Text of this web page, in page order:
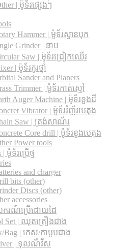
| ម៉ូទ័រផ្សេងៗ
Hammer | ម៉ូទ័រស្វានបុក
Grinder | ឆាប
Saw​ | ម៉ូទ័រជ្រៀកឈើរ
| ម៉ូទ័រកូរថ្នាំ
Sander and Planers
Trimmer | ម៉ូទ័រកាត់ស្មៅ
Auger Machine | ម៉ូទ័រខួងដី
Vibrator | ម៉ូទ័ររំញ័របេតុង
Saw | ត្រង់សាណ័រ
Core drill | ម៉ូទ័រខួងបេតុង
Power tools
ម៉ូទ័រប្រើថ្ម
and charger
bits (other)
Discs (other)
accessories
ករណ៍ប្រើដោយដៃ
Set | ឈុតគ្រឿងជាង
Bag | កេស/កាបូបជាង
| ទុលណឺវីស